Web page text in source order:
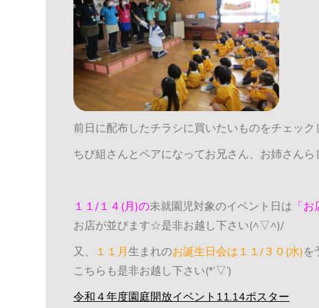
前日に配布したチラシに買いたいものをチェッ
ちび組さんとペアになってお兄さん、お姉さんら
１１/１４(月)の未就園児対象のイベント日は 「
お店が並びます☆是非お越し下さい(^▽^)/
又、
１１月生まれのお誕生日会は１１/３０(水) を
こちらも是非お越し下さい(*’▽’)
令和４年度園庭開放イベント11.14ポスター